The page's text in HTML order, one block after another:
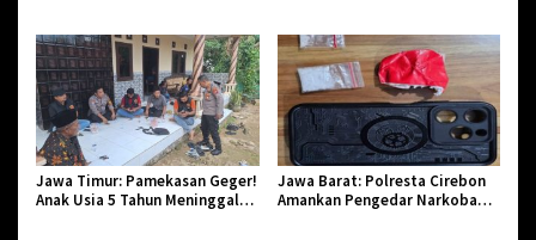
Pendidikan dan Birokrasi
Jawa Timur: Pamekasan Geger!
Anak Usia 5 Tahun Meninggal
Jawa Barat: Polresta Cirebon
Amankan Pengedar Narkoba